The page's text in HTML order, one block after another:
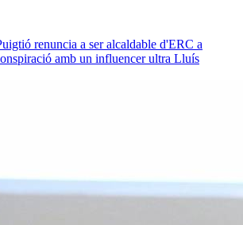
renuncia a ser alcaldable d'ERC a
amb un influencer ultra Lluís